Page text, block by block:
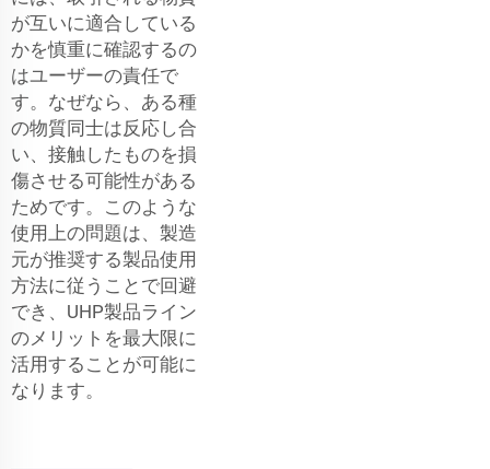
が互いに適合している
かを慎重に確認するの
はユーザーの責任で
す。なぜなら、ある種
の物質同士は反応し合
い、接触したものを損
傷させる可能性がある
ためです。このような
使用上の問題は、製造
元が推奨する製品使用
方法に従うことで回避
でき、UHP製品ライン
のメリットを最大限に
活用することが可能に
なります。